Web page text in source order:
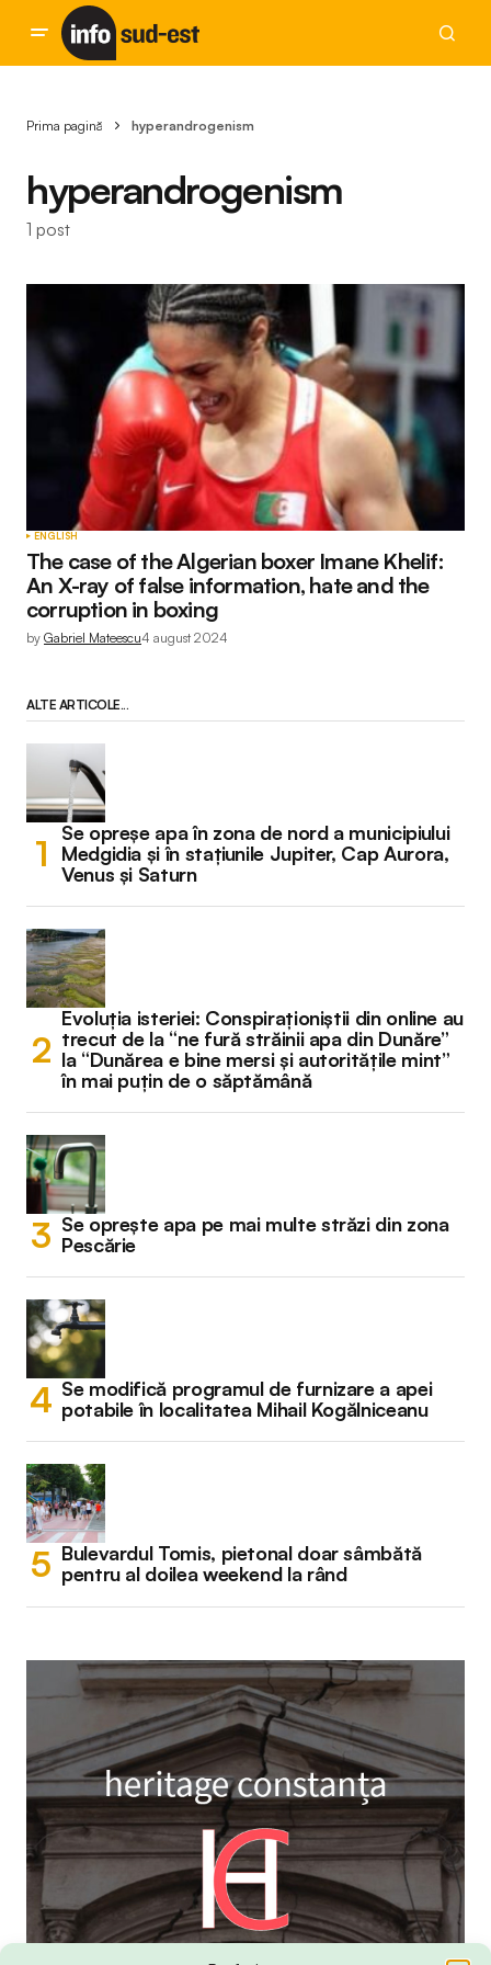
Prima pagină hyperandrogenism
hyperandrogenism
1 post
ENGLISH
The case of the Algerian boxer Imane Khelif:
An X-ray of false information, hate and the
corruption in boxing
by Gabriel Mateescu4 august 2024
ALTE ARTICOLE...
Se opreșe apa în zona de nord a municipiului
Medgidia și în stațiunile Jupiter, Cap Aurora,
Venus și Saturn
Evoluția isteriei: Conspiraționiștii din online au
trecut de la “ne fură străinii apa din Dunăre”
la “Dunărea e bine mersi și autoritățile mint”
în mai puțin de o săptămână
Se oprește apa pe mai multe străzi din zona
Pescărie
Se modifică programul de furnizare a apei
potabile în localitatea Mihail Kogălniceanu
Bulevardul Tomis, pietonal doar sâmbătă
pentru al doilea weekend la rând